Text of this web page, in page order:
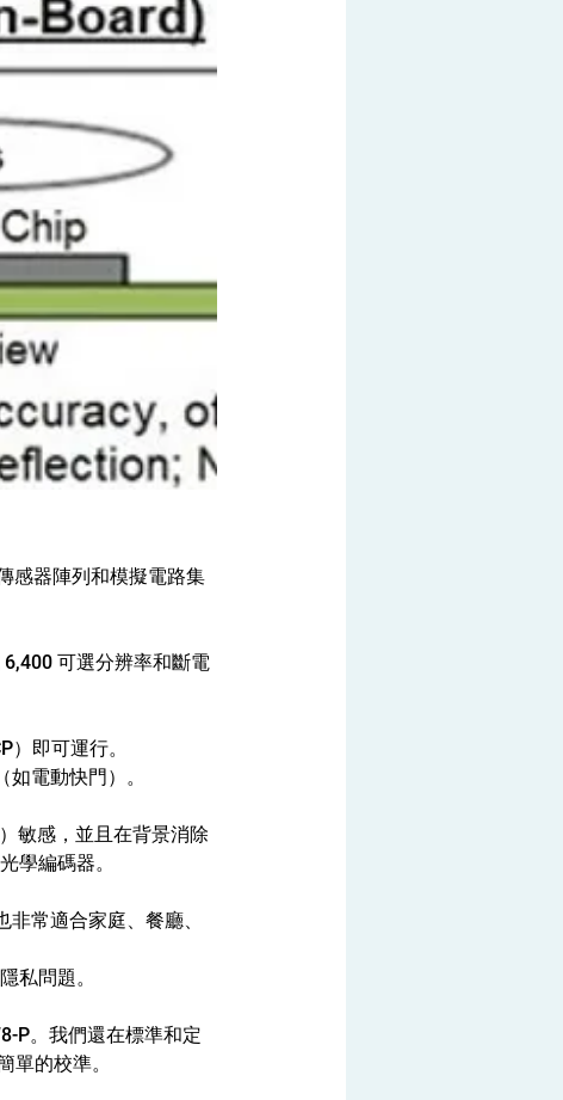
感器陣列和模擬電路集
可選分辨率和斷電
即可運行。
電動快門）。
敏感，並且在背景消除
學編碼器。
常適合家庭、餐廳、
私問題。
P。我們還在標準和定
單的校準。